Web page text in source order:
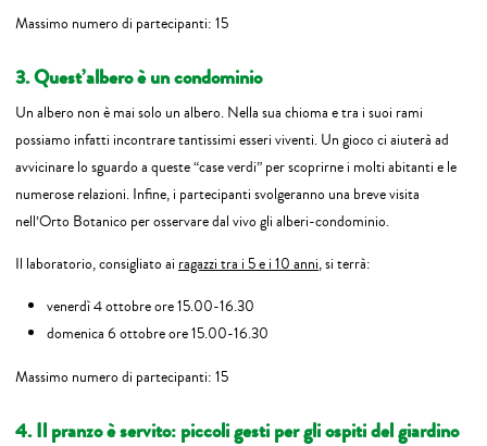
Massimo numero di partecipanti: 15
3. Quest’albero è un condominio
Un albero non è mai solo un albero. Nella sua chioma e tra i suoi rami
possiamo infatti incontrare tantissimi esseri viventi. Un gioco ci aiuterà ad
avvicinare lo sguardo a queste “case verdi” per scoprirne i molti abitanti e le
numerose relazioni. Infine, i partecipanti svolgeranno una breve visita
nell’Orto Botanico per osservare dal vivo gli alberi-condominio.
Il laboratorio, consigliato ai ragazzi tra i 5 e i 10 anni, si terrà:
venerdì 4 ottobre ore 15.00-16.30
domenica 6 ottobre ore 15.00-16.30
Massimo numero di partecipanti: 15
4. Il pranzo è servito: piccoli gesti per gli ospiti del giardino